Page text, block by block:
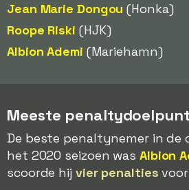
Jean Marie Dongou (Honka)
Roope Riski (HJK)
Albion Ademi (Mariehamn)
Meeste
De beste penaltynemer in de
het 2020 seizoen was Albion
scoorde hij vier penalties